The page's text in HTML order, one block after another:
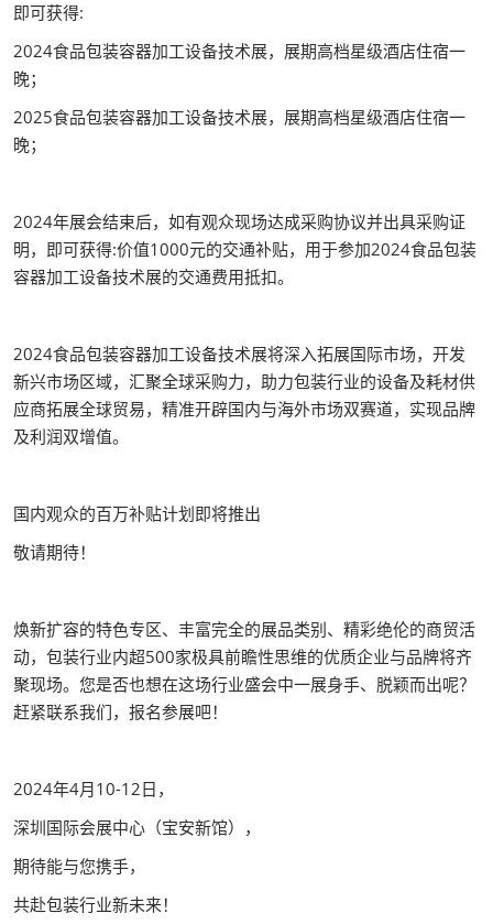
即可获得:
2024食品包装容器加工设备技术展，展期高档星级酒店住宿一
晚；
2025食品包装容器加工设备技术展，展期高档星级酒店住宿一
晚；
2024年展会结束后，如有观众现场达成采购协议并出具采购证
明，即可获得:价值1000元的交通补贴，用于参加2024食品包装
容器加工设备技术展的交通费用抵扣。
2024食品包装容器加工设备技术展将深入拓展国际市场，开发
新兴市场区域，汇聚全球采购力，助力包装行业的设备及耗材供
应商拓展全球贸易，精准开辟国内与海外市场双赛道，实现品牌
及利润双增值。
国内观众的百万补贴计划即将推出
敬请期待！
焕新扩容的特色专区、丰富完全的展品类别、精彩绝伦的商贸活
动，包装行业内超500家极具前瞻性思维的优质企业与品牌将齐
聚现场。您是否也想在这场行业盛会中一展身手、脱颖而出呢？
赶紧联系我们，报名参展吧！
2024年4月10-12日，
深圳国际会展中心（宝安新馆），
期待能与您携手，
共赴包装行业新未来！